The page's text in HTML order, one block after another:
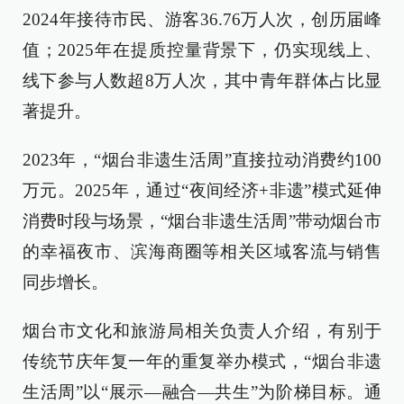
2024年接待市民、游客36.76万人次，创历届峰
值；2025年在提质控量背景下，仍实现线上、
线下参与人数超8万人次，其中青年群体占比显
著提升。
2023年，“烟台非遗生活周”直接拉动消费约100
万元。2025年，通过“夜间经济+非遗”模式延伸
消费时段与场景，“烟台非遗生活周”带动烟台市
的幸福夜市、滨海商圈等相关区域客流与销售
同步增长。
烟台市文化和旅游局相关负责人介绍，有别于
传统节庆年复一年的重复举办模式，“烟台非遗
生活周”以“展示—融合—共生”为阶梯目标。通